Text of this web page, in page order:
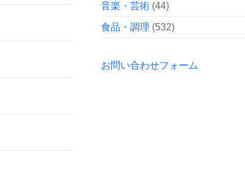
音楽・芸術 (44)
食品・調理 (532)
お問い合わせフォーム